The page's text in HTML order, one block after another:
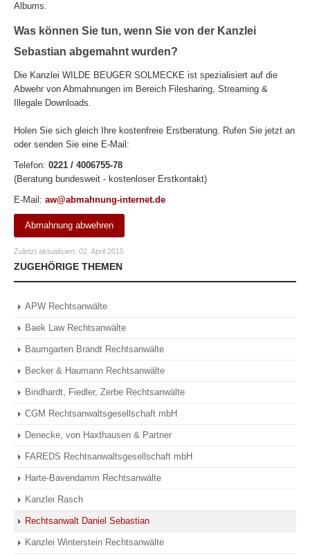
Albums.
Was können Sie tun, wenn Sie von der Kanzlei
Sebastian abgemahnt wurden?
Die Kanzlei WILDE BEUGER SOLMECKE ist spezialisiert auf die
Abwehr von Abmahnungen im Bereich Filesharing, Streaming &
Illegale Downloads.
Holen Sie sich gleich Ihre kostenfreie Erstberatung. Rufen Sie jetzt an
oder senden Sie eine E-Mail:
Telefon: 0221 / 4006755-78
(Beratung bundesweit - kostenloser Erstkontakt)
E-Mail: aw@abmahnung-internet.de
Abmahnung abwehren
Zuletzt aktualisiert: 02. April 2015
ZUGEHÖRIGE THEMEN
APW Rechtsanwälte
Baek Law Rechtsanwälte
Baumgarten Brandt Rechtsanwälte
Becker & Haumann Rechtsanwälte
Bindhardt, Fiedler, Zerbe Rechtsanwälte
CGM Rechtsanwaltsgesellschaft mbH
Denecke, von Haxthausen & Partner
FAREDS Rechtsanwaltsgesellschaft mbH
Harte-Bavendamm Rechtsanwälte
Kanzlei Rasch
Rechtsanwalt Daniel Sebastian
Kanzlei Winterstein Rechtsanwälte